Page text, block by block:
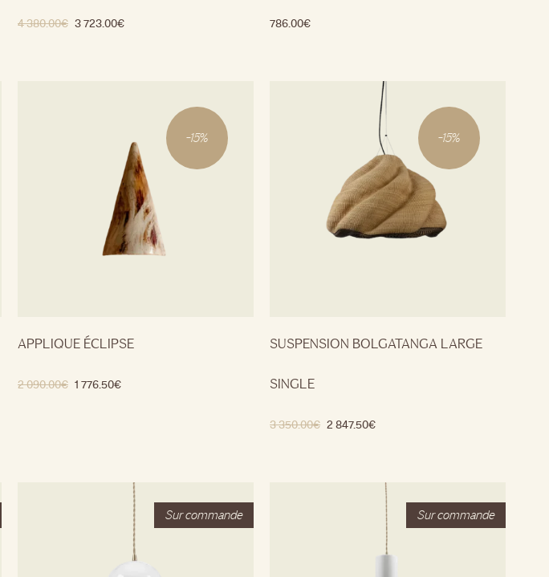
4 380.00€ 3 723.00€ 786.00€
-15%
APPLIQUE ÉCLIPSE
2 090.00€ 1 776.50€
-15%
SUSPENSION BOLGATANGA LARGE
SINGLE
3 350.00€ 2 847.50€